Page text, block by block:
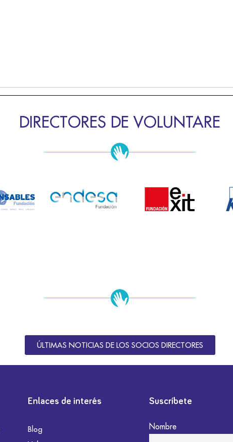
DIRECTORES DE VOLUNTARE
ÚLTIMAS NOTICIAS DE LOS SOCIOS DIRECTORES
Enlaces de interés
Blog
Suscríbete
Nombre